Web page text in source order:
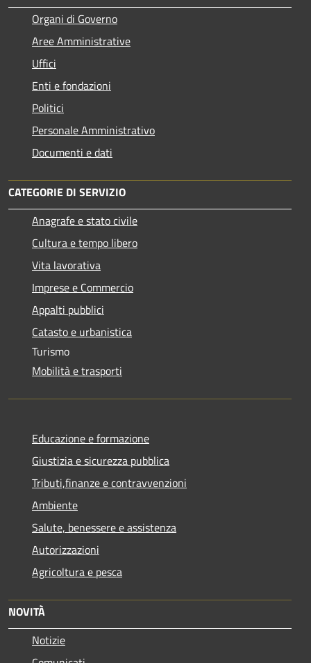
Organi di Governo
Aree Amministrative
Uffici
Enti e fondazioni
Politici
Personale Amministrativo
Documenti e dati
CATEGORIE DI SERVIZIO
Anagrafe e stato civile
Cultura e tempo libero
Vita lavorativa
Imprese e Commercio
Appalti pubblici
Catasto e urbanistica
Turismo
Mobilità e trasporti
Educazione e formazione
Giustizia e sicurezza pubblica
Tributi,finanze e contravvenzioni
Ambiente
Salute, benessere e assistenza
Autorizzazioni
Agricoltura e pesca
NOVITÀ
Notizie